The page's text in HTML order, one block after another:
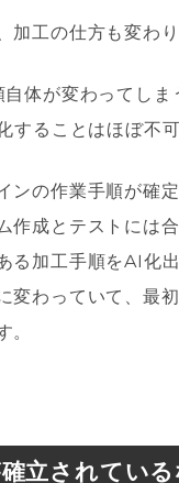
加工の仕方も変わり
自体が変わってしま
することはほぼ不可
ンの作業手順が確
作成とテストには
る加工手順をAI化
変わっていて、最
。
立されてい